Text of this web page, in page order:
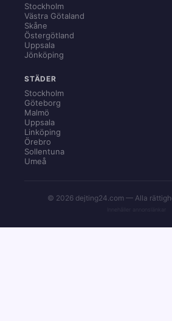
Stockholm
Västra Götaland
Skåne
Östergötland
Uppsala
Jönköping
STÄDER
Stockholm
Göteborg
Malmö
Uppsala
Linköping
Örebro
Sollentuna
Umeå
© 2026 dejting24.com — Alla